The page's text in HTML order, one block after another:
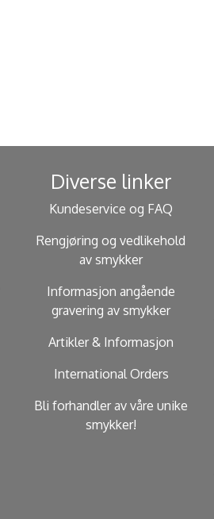
Diverse linker
Kundeservice og FAQ
Rengjøring og vedlikehold
av smykker
Informasjon angående
gravering av smykker
Artikler & Informasjon
International Orders
Bli forhandler av våre unike
smykker!